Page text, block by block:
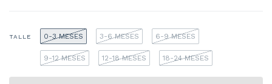
TALLE 0-3 MESES 3-6 MESES 6-9 MESES
9-12 MESES 12-18 MESES 18-24 MESES